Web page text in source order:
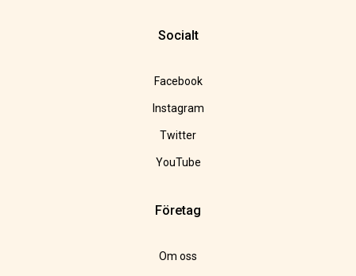
Socialt
Facebook
Instagram
Twitter
YouTube
Företag
Om oss